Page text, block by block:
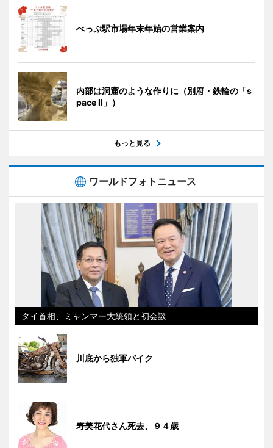
べっぷ駅市場年末年始の営業案内
内部は洞窟のような作りに（別府・鉄輪の「s
pace II」）
もっと見る
ワールドフォトニュース
タイ首相、ミャンマー大統領と初会談
川底から独軍バイク
寿美花代さん死去、９４歳